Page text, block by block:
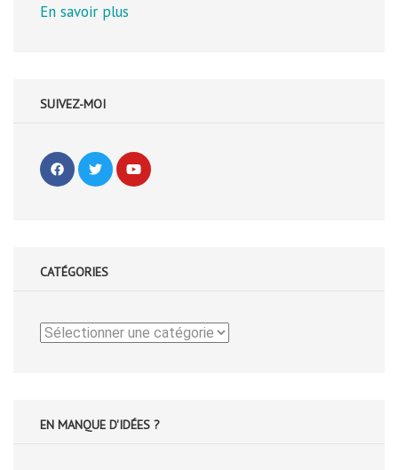
En savoir plus
SUIVEZ-MOI
CATÉGORIES
Catégories
EN MANQUE D'IDÉES ?